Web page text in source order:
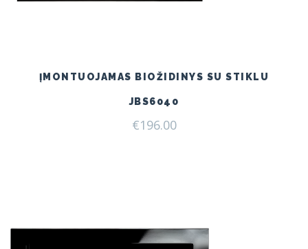
ĮMONTUOJAMAS BIOŽIDINYS SU STIKLU
JBS6040
€196.00